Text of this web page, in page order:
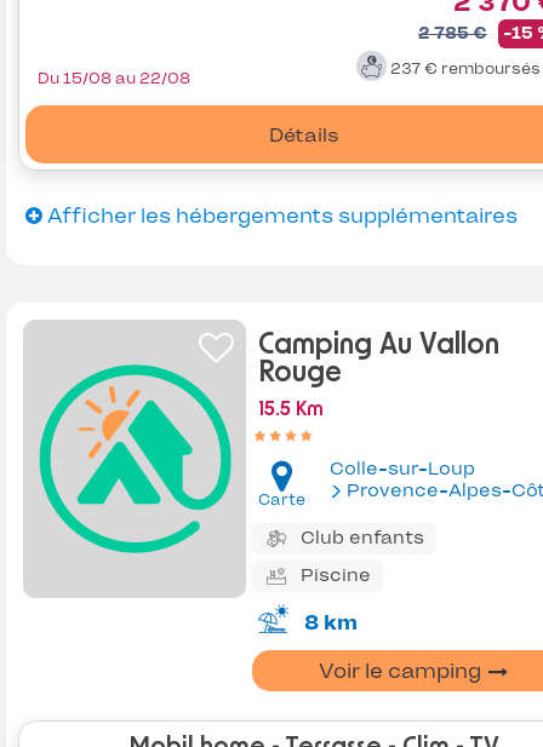
2 785 € -15
237 € remboursés
Détails
Du 15/08 au 22/08
Afficher les hébergements supplémentaires
Camping Au Vallon
Rouge
15.5 Km
Carte
Colle-sur-Loup
Provence-Alpes-Côte
Club enfants
Piscine
8 km
Voir le camping